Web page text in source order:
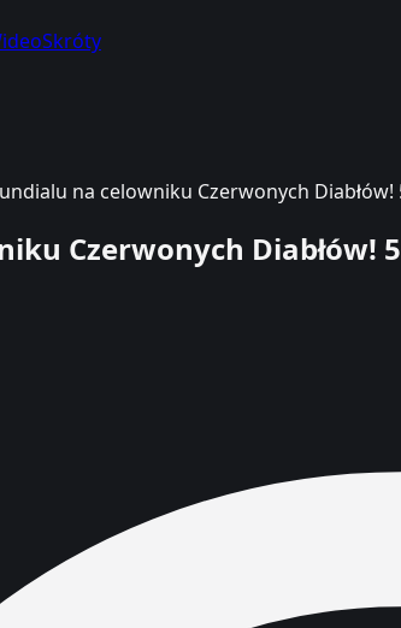
Skróty
na celowniku Czerwonych
Czerwonych